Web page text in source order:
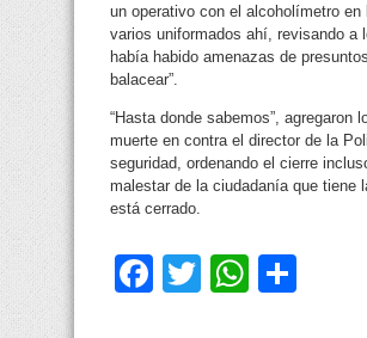
un operativo con el alcoholímetro
varios uniformados ahí, revisando a
había habido amenazas de
balacear”.
“Hasta donde sabemos”,
muerte en contra el director de la
seguridad, ordenando el cierre
malestar de la ciudadanía que tiene
está cerrado.
Facebook
Twitter